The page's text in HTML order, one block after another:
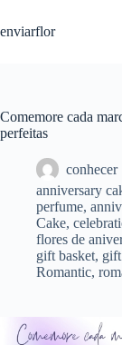
k
c
o
enviarflor
Comemore cada
perfeitas
conhecer
anniversary
perfume,
Cake,
flores de
gift basket,
Romantic,